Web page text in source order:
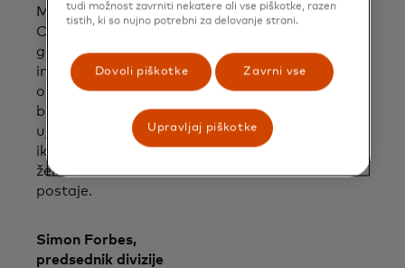
Mastercard in
Click to Pay. Bela
gostujoča majica
ima tudi motiv
okna, skupaj z
bordo barvo, ki se
ujema z barvo
ikoničnega znaka
železniške
postaje.
Simon Forbes,
predsednik divizije
tudi možnost zavrniti nekatere ali vse piškotke, razen
tistih, ki so nujno potrebni za delovanje strani.
Dovoli piškotke Zavrni vse
Upravljaj piškotke